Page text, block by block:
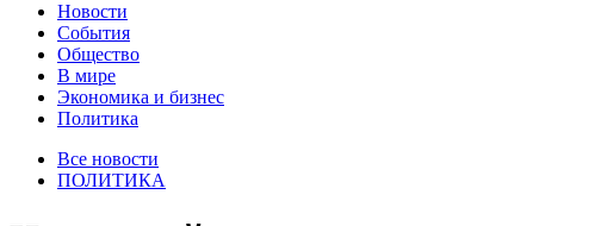
Новости
События
Общество
В мире
Экономика и бизнес
Политика
Все новости
ПОЛИТИКА